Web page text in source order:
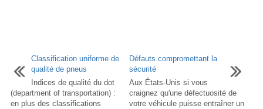
Classification uniforme de
qualité de pneus
Indices de qualité du dot
(department of transportation) :
en plus des classifications
Défauts compromettant la
sécurité
Aux États-Unis si vous
craignez qu'une défectuosité de
votre véhicule puisse entraîner un